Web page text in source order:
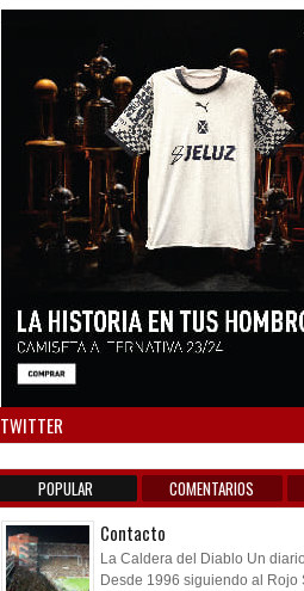
TWITTER
POPULAR COMENTARIOS
Contacto
La Caldera del Diablo Un
Desde 1996 siguiendo al Rojo